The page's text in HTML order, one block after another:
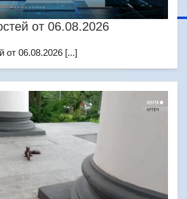
от 06.08.2026
от 06.08.2026 [...]